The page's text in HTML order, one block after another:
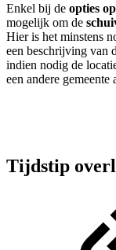
Enkel bij de opties
mogelijk om de
Hier is het minstens
een beschrijving van
indien nodig de
een andere gemeente
Tijdstip